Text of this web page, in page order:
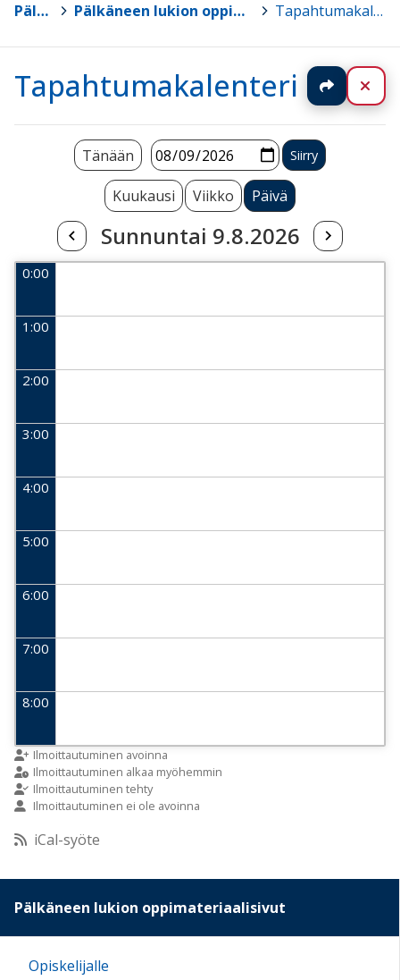
Pälkäne Pälkäneen lukion oppimateriaalisivut > Tapahtumakalenteri
Tapahtumakalenteri Jaa
Kuukausi Viikko Päivä
Sunnuntai 9.8.2026
Tänään
0:00
1:00
2:00
3:00
4:00
5:00
6:00
7:00
8:00
9:00
10:00
12:00
13:00
Ilmoittautuminen avoinna
Ilmoittautuminen alkaa myöhemmin
Ilmoittautuminen tehty
Ilmoittautuminen ei ole avoinna
iCal-syöte
Pälkäneen lukion oppimateriaalisivut
Opiskelijalle